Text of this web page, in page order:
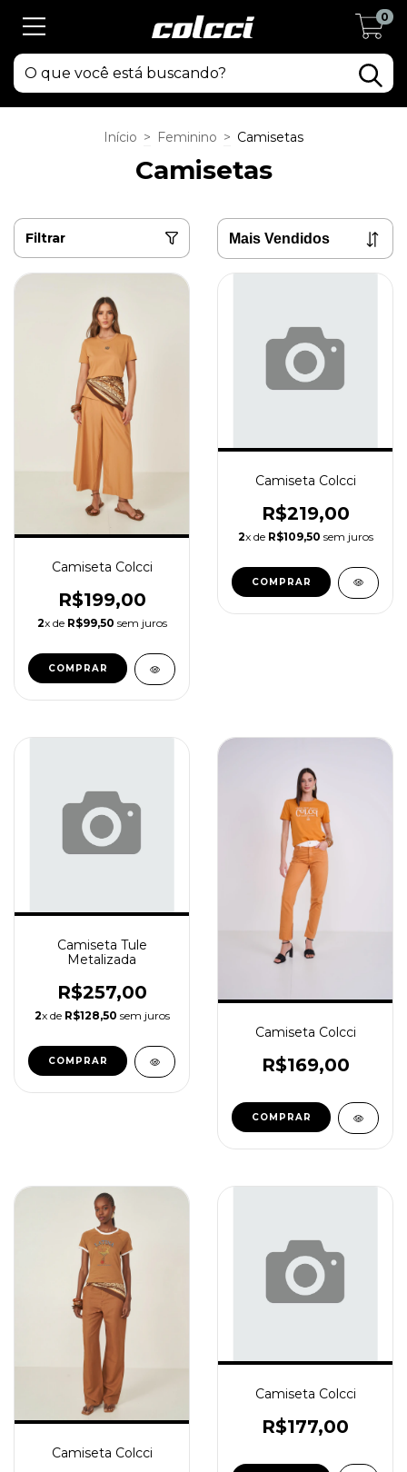
0
Início > Feminino > Camisetas
Camisetas
Filtrar
Camiseta Colcci
R$199,00
2x de R$99,50 sem juros
COMPRAR
Camiseta Colcci
R$219,00
2x de R$109,50 sem juros
COMPRAR
Camiseta Tule
Metalizada
R$257,00
2x de R$128,50 sem juros
COMPRAR
Camiseta Colcci
R$169,00
COMPRAR
Camiseta Colcci
Camiseta Colcci
R$177,00